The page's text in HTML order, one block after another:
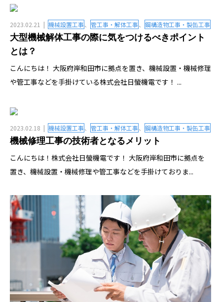
2023.02.21 機械設置工事、 管工事・解体工事、 鋼構造物工事・製缶工事
大型機械解体工事の際に気をつけるべきポイント
とは？
こんにちは！ 大阪府岸和田市に拠点を置き、機械設置・機械修理
や管工事などを手掛けている株式会社日螢機電です！ ...
2023.02.18 機械設置工事、 管工事・解体工事、 鋼構造物工事・製缶工事
機械修理工事の技術者となるメリット
こんにちは！株式会社日螢機電です！ 大阪府岸和田市に拠点を
置き、機械設置・機械修理や管工事などを手掛けておりま...